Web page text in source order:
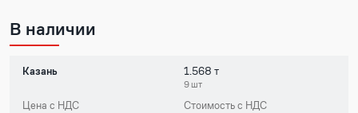
В наличии
Казань 1.568 т
9 шт
Цена с НДС
Стоимость с НДС